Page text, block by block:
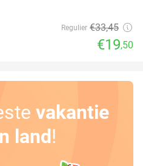
Regulier €33,45
€19,50
vakantie
land!